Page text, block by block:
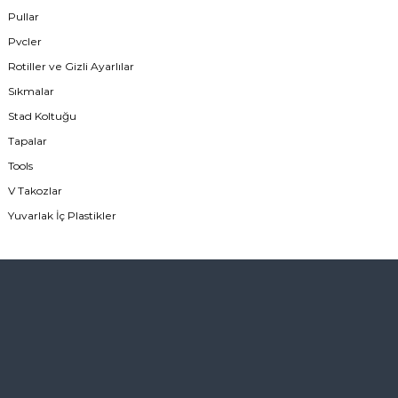
Pullar
Pvcler
Rotiller ve Gizli Ayarlılar
Sıkmalar
Stad Koltuğu
Tapalar
Tools
V Takozlar
Yuvarlak İç Plastikler